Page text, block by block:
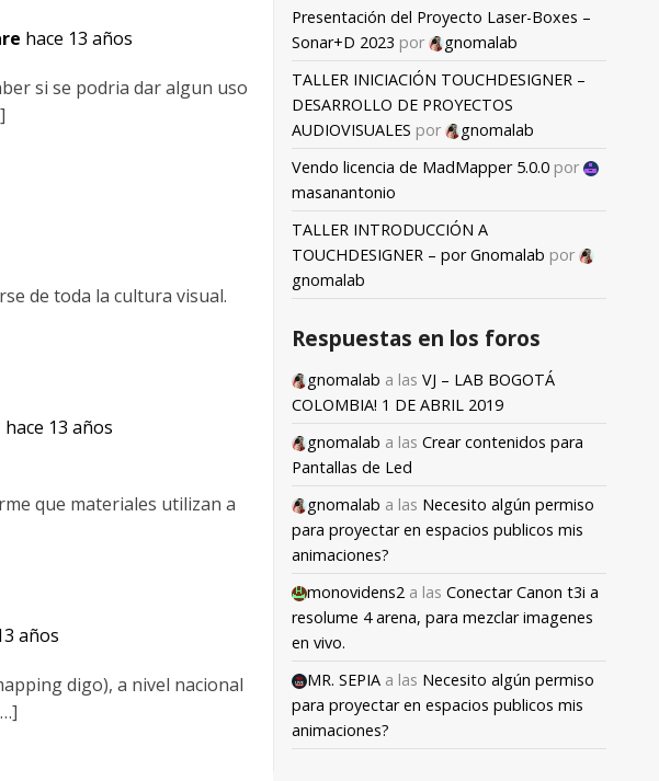
hace 13 años
si se podria dar algun uso
de toda la cultura visual.
hace 13 años
que materiales utilizan a
años
digo), a nivel nacional
Presentación del Proyecto Laser-Boxes –
Sonar+D 2023 por
gnomalab
TALLER INICIACIÓN TOUCHDESIGNER –
DESARROLLO DE PROYECTOS
AUDIOVISUALES por
gnomalab
Vendo licencia de MadMapper 5.0.0 por
masanantonio
TALLER INTRODUCCIÓN A
TOUCHDESIGNER – por Gnomalab por
gnomalab
Respuestas en los foros
gnomalab a las VJ – LAB BOGOTÁ
COLOMBIA! 1 DE ABRIL 2019
gnomalab a las Crear contenidos para
Pantallas de Led
gnomalab a las Necesito algún permiso
para proyectar en espacios publicos mis
animaciones?
monovidens2 a las Conectar Canon t3i a
resolume 4 arena, para mezclar imagenes
en vivo.
MR. SEPIA a las Necesito algún permiso
para proyectar en espacios publicos mis
animaciones?